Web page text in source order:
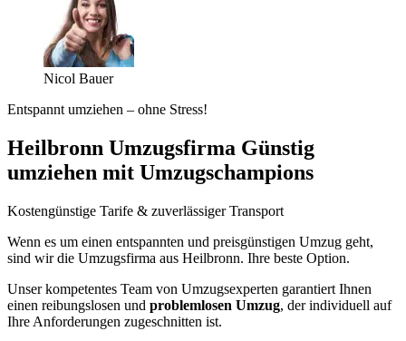
Nicol Bauer
Entspannt umziehen – ohne Stress!
Heilbronn Umzugsfirma Günstig
umziehen mit Umzugschampions
Kostengünstige Tarife & zuverlässiger Transport
Wenn es um einen entspannten und preisgünstigen Umzug geht,
sind wir die Umzugsfirma aus Heilbronn. Ihre beste Option.
Unser kompetentes Team von Umzugsexperten garantiert Ihnen
einen reibungslosen und problemlosen Umzug, der individuell auf
Ihre Anforderungen zugeschnitten ist.